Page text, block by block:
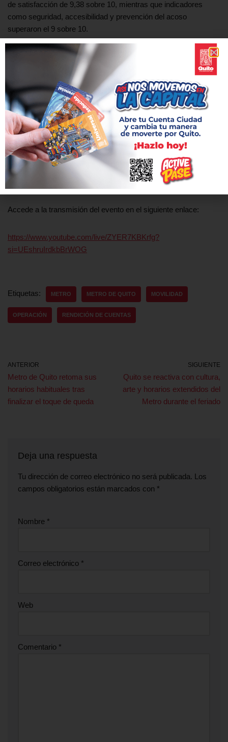
de satisfacción de 9,38 sobre 10, mientras que indicadores
como seguridad, accesibilidad y prevención del acoso
superaron el 9 sobre 10.
Otro de los temas presentados fue el avance del proyecto de
extensión hacia La Ofelia, que ya cuenta con estudios
definitivos adjudicados, licencia ambiental aprobada y el
respaldo financiero internacional de CAF – Banco de Desarrollo
de América Latina y el Caribe. Esta ampliación beneficiará a
aproximadamente 500 mil personas del norte de Quito.
Durante el evento también participaron usuarios del sistema,
quienes compartieron testimonios sobre el impacto del Metro en
su vida cotidiana y la transformación de la movilidad en la
ciudad.
Accede a la transmisión del evento en el siguiente enlace:
https://www.youtube.com/live/ZYER7KBKrfg?
si=UEshruIrdkbBrWOG
Etiquetas: METRO METRO DE QUITO MOVILIDAD
OPERACIÓN RENDICIÓN DE CUENTAS
ANTERIOR
Metro de Quito retoma sus
horarios habituales tras
finalizar el toque de queda
SIGUIENTE
Quito se reactiva con cultura,
arte y horarios extendidos del
Metro durante el feriado
Deja una respuesta
Tu dirección de correo electrónico no será publicada. Los
campos obligatorios están marcados con *
Nombre *
Correo electrónico *
Web
Comentario *